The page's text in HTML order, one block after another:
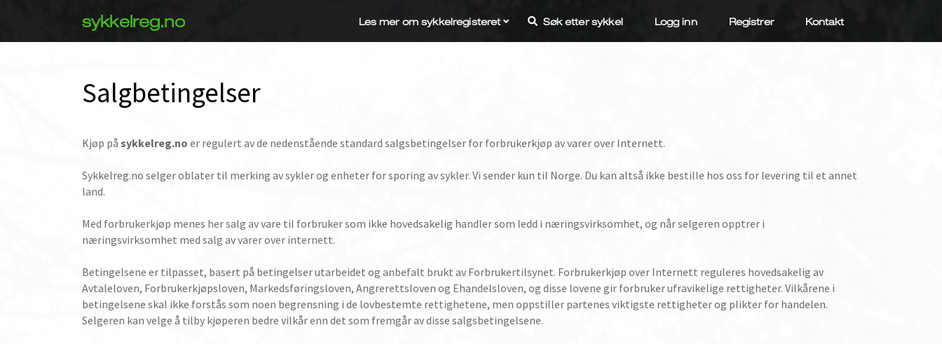
sykkelreg.no Les mer om sykkelregisteret Søk etter sykkel Logg inn Registrer Kontakt
Salgbetingelser
Kjøp på sykkelreg.no er regulert av de nedenstående standard salgsbetingelser for forbrukerkjøp av varer over Internett.
Sykkelreg.no selger oblater til merking av sykler og enheter for sporing av sykler. Vi sender kun til Norge. Du kan altså ikke bestille hos oss for levering til et annet
land.
Med forbrukerkjøp menes her salg av vare til forbruker som ikke hovedsakelig handler som ledd i næringsvirksomhet, og når selgeren opptrer i
næringsvirksomhet med salg av varer over internett.
Betingelsene er tilpasset, basert på betingelser utarbeidet og anbefalt brukt av Forbrukertilsynet. Forbrukerkjøp over Internett reguleres hovedsakelig av
Avtaleloven, Forbrukerkjøpsloven, Markedsføringsloven, Angrerettsloven og Ehandelsloven, og disse lovene gir forbruker ufravikelige rettigheter. Vilkårene i
betingelsene skal ikke forstås som noen begrensning i de lovbestemte rettighetene, men oppstiller partenes viktigste rettigheter og plikter for handelen.
Selgeren kan velge å tilby kjøperen bedre vilkår enn det som fremgår av disse salgsbetingelsene.